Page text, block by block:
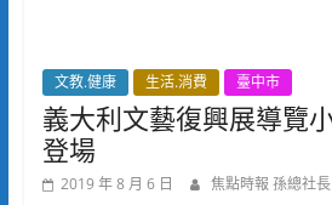
文教.健康 生活.消費 臺中市
義大利文藝復興展導覽
登場
2019 年 8 月 6 日 焦點時報 孫總社長